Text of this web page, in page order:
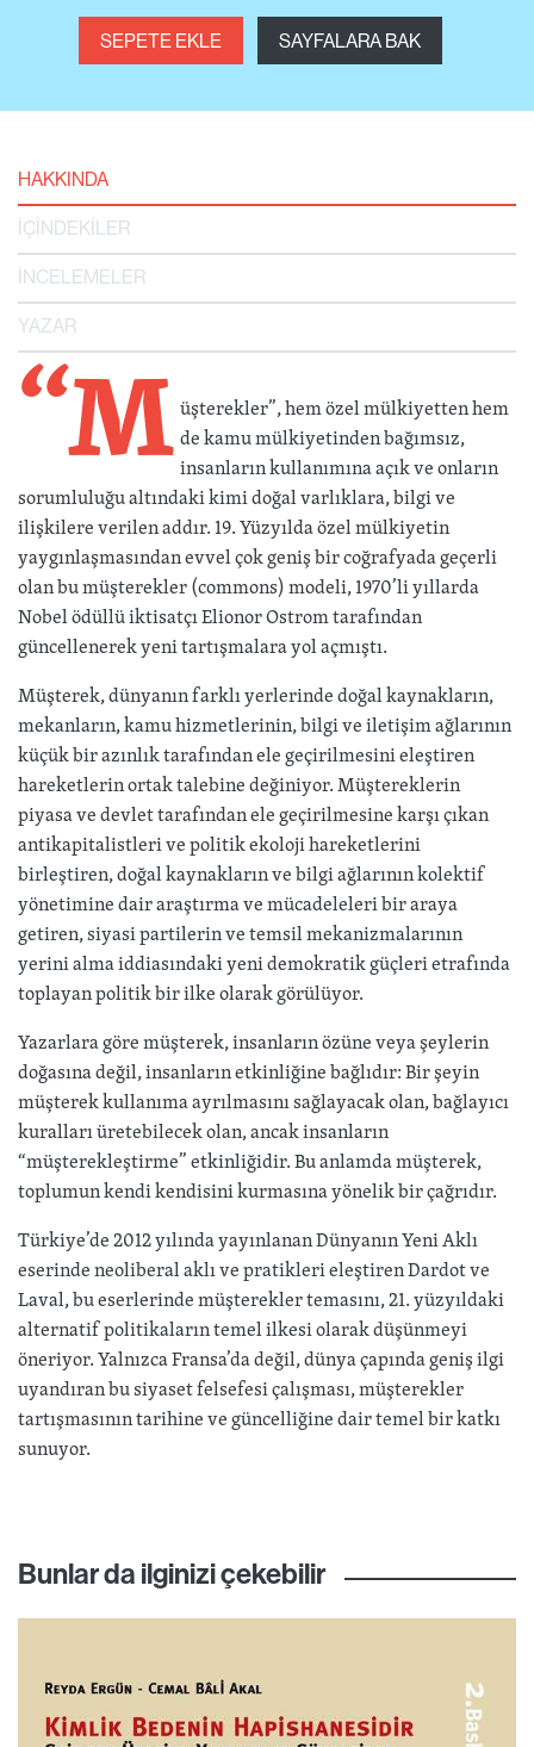
SEPETE EKLE SAYFALARA BAK
HAKKINDA
İÇİNDEKİLER
İNCELEMELER
YAZAR
“Müşterekler”, hem özel mülkiyetten hem
de kamu mülkiyetinden bağımsız,
insanların kullanımına açık ve onların
sorumluluğu altındaki kimi doğal varlıklara, bilgi ve
ilişkilere verilen addır. 19. Yüzyılda özel mülkiyetin
yaygınlaşmasından evvel çok geniş bir coğrafyada geçerli
olan bu müşterekler (commons) modeli, 1970’li yıllarda
Nobel ödüllü iktisatçı Elionor Ostrom tarafından
güncellenerek yeni tartışmalara yol açmıştı.
Müşterek, dünyanın farklı yerlerinde doğal kaynakların,
mekanların, kamu hizmetlerinin, bilgi ve iletişim ağlarının
küçük bir azınlık tarafından ele geçirilmesini eleştiren
hareketlerin ortak talebine değiniyor. Müştereklerin
piyasa ve devlet tarafından ele geçirilmesine karşı çıkan
antikapitalistleri ve politik ekoloji hareketlerini
birleştiren, doğal kaynakların ve bilgi ağlarının kolektif
yönetimine dair araştırma ve mücadeleleri bir araya
getiren, siyasi partilerin ve temsil mekanizmalarının
yerini alma iddiasındaki yeni demokratik güçleri etrafında
toplayan politik bir ilke olarak görülüyor.
Yazarlara göre müşterek, insanların özüne veya şeylerin
doğasına değil, insanların etkinliğine bağlıdır: Bir şeyin
müşterek kullanıma ayrılmasını sağlayacak olan, bağlayıcı
kuralları üretebilecek olan, ancak insanların
“müşterekleştirme” etkinliğidir. Bu anlamda müşterek,
toplumun kendi kendisini kurmasına yönelik bir çağrıdır.
Türkiye’de 2012 yılında yayınlanan Dünyanın Yeni Aklı
eserinde neoliberal aklı ve pratikleri eleştiren Dardot ve
Laval, bu eserlerinde müşterekler temasını, 21. yüzyıldaki
alternatif politikaların temel ilkesi olarak düşünmeyi
öneriyor. Yalnızca Fransa’da değil, dünya çapında geniş ilgi
uyandıran bu siyaset felsefesi çalışması, müşterekler
tartışmasının tarihine ve güncelliğine dair temel bir katkı
sunuyor.
Bunlar da ilginizi çekebilir